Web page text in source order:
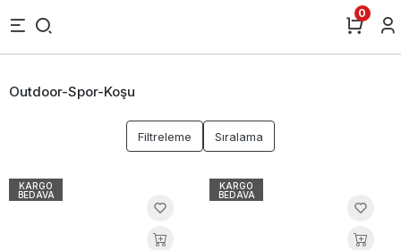
0
Outdoor-Spor-Koşu
Filtreleme Sıralama
KARGO
BEDAVA
KARGO
BEDAVA